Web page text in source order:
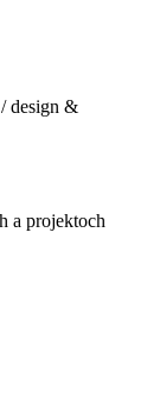
design &
a projektoch